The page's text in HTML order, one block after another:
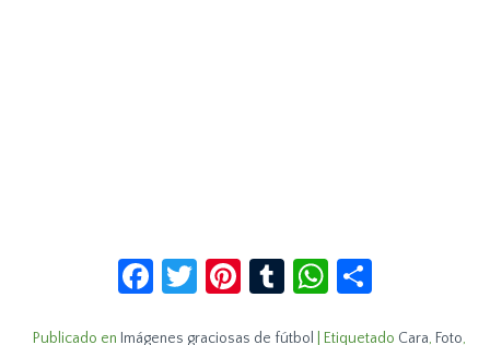
Facebook
Twitter
Pinterest
TumblrWhatsApp
Publicado en Imágenes graciosas de fútbol Etiquetado Cara, Foto,